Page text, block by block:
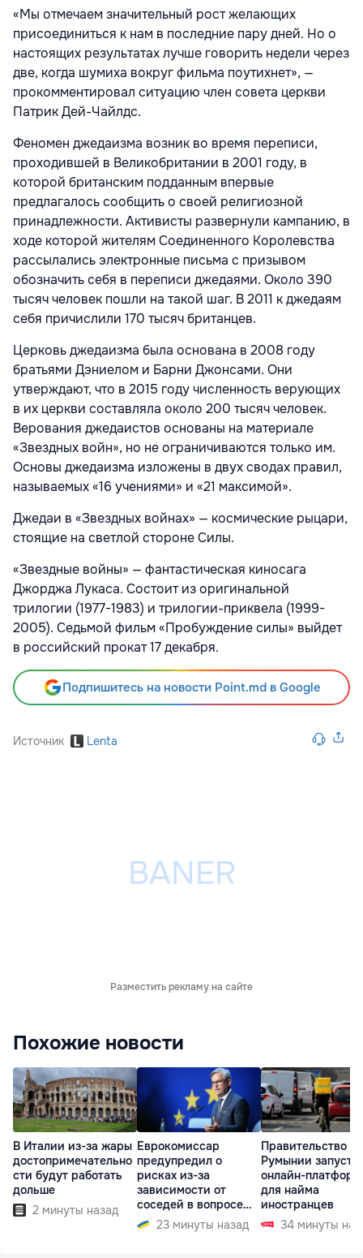
«Мы отмечаем значительный рост желающих
присоединиться к нам в последние пару дней. Но о
настоящих результатах лучше говорить недели через
две, когда шумиха вокруг фильма поутихнет», —
прокомментировал ситуацию член совета церкви
Патрик Дей-Чайлдс.
Феномен джедаизма возник во время переписи,
проходившей в Великобритании в 2001 году, в
которой британским подданным впервые
предлагалось сообщить о своей религиозной
принадлежности. Активисты развернули кампанию, в
ходе которой жителям Соединенного Королевства
рассылались электронные письма с призывом
обозначить себя в переписи джедаями. Около 390
тысяч человек пошли на такой шаг. В 2011 к джедаям
себя причислили 170 тысяч британцев.
Церковь джедаизма была основана в 2008 году
братьями Дэниелом и Барни Джонсами. Они
утверждают, что в 2015 году численность верующих
в их церкви составляла около 200 тысяч человек.
Верования джедаистов основаны на материале
«Звездных войн», но не ограничиваются только им.
Основы джедаизма изложены в двух сводах правил,
называемых «16 учениями» и «21 максимой».
Джедаи в «Звездных войнах» — космические рыцари,
стоящие на светлой стороне Силы.
«Звездные войны» — фантастическая киносага
Джорджа Лукаса. Состоит из оригинальной
трилогии (1977-1983) и трилогии-приквела (1999-
2005). Седьмой фильм «Пробуждение силы» выйдет
в российский прокат 17 декабря.
Подпишитесь на новости Point.md в Google
Источник Lenta
Разместить рекламу на сайте
Похожие новости
В Италии из-за жары
достопримечательно
сти будут работать
дольше
2 минуты назад
Еврокомиссар
предупредил о
рисках из-за
зависимости от
соседей в вопросе
границ23 минуты назад
Правительство
Румынии
онлайн-
для найма
иностранцев
34 минуты